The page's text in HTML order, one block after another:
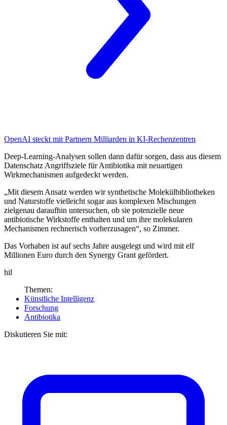
OpenAI steckt mit Partnern Milliarden in KI-Rechenzentren
Deep-Learning-Analysen sollen dann dafür sorgen, dass aus diesem
Datenschatz Angriffsziele für Antibiotika mit neuartigen
Wirkmechanismen aufgedeckt werden.
„Mit diesem Ansatz werden wir synthetische Molekülbibliotheken
und Naturstoffe vielleicht sogar aus kom­plexen Mischungen
zielgenau daraufhin untersuchen, ob sie potenzielle neue
antibiotische Wirkstoffe enthalten und um ihre molekularen
Mechanismen rechnerisch vorherzusagen“, so Zimmer.
Das Vorhaben ist auf sechs Jahre ausgelegt und wird mit elf
Millionen Euro durch den Synergy Grant gefördert.
hil
Themen:
Künstliche Intelligenz
Forschung
Antibiotika
Diskutieren Sie mit: